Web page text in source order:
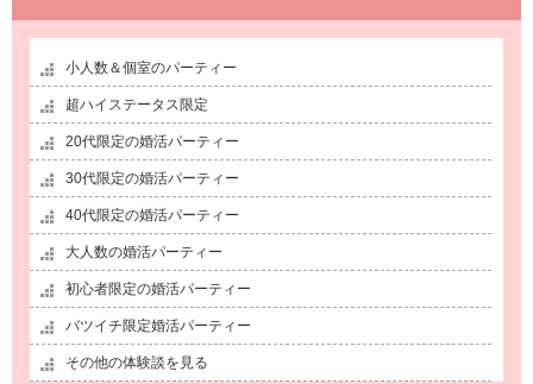
小人数＆個室のパーティー
超ハイステータス限定
20代限定の婚活パーティー
30代限定の婚活パーティー
40代限定の婚活パーティー
大人数の婚活パーティー
初心者限定の婚活パーティー
バツイチ限定婚活パーティー
その他の体験談を見る